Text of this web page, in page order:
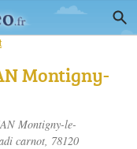
Montigny-
Montigny-le-
carnot, 78120